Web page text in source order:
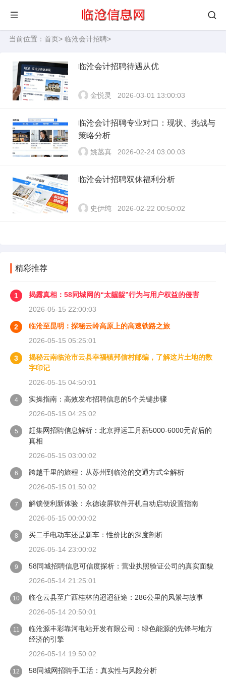
当前位置： 首页> 临沧会计招聘>
临沧会计招聘待遇从优
金悦灵 2026-03-01 13:00:03
临沧会计招聘专业对口：现状、挑战与
策略分析
姚菡真 2026-02-24 03:00:03
临沧会计招聘双休福利分析
史伊纯 2026-02-22 00:50:02
精彩推荐
1
揭露真相：58同城网的“太龌龊”行为与用户权益的侵害
2026-05-15 22:00:03
2
临沧至昆明：探秘云岭高原上的高速铁路之旅
2026-05-15 05:25:01
3
揭秘云南临沧市云县幸福镇邦信村邮编，了解这片土地的数
字印记
2026-05-15 04:50:01
4
实操指南：高效发布招聘信息的5个关键步骤
2026-05-15 04:25:02
5
赶集网招聘信息解析：北京押运工月薪5000-6000元背后的
真相
2026-05-15 03:00:02
6
跨越千里的旅程：从苏州到临沧的交通方式全解析
2026-05-15 01:50:02
7
解锁便利新体验：永德读屏软件开机自动启动设置指南
2026-05-15 00:00:02
8
买二手电动车还是新车：性价比的深度剖析
2026-05-14 23:00:02
9
58同城招聘信息可信度探析：营业执照验证公司的真实面貌
2026-05-14 21:25:01
10
临仓云县至广西桂林的迢迢征途：286公里的风景与故事
2026-05-14 20:50:01
11
临沧源丰彩靠河电站开发有限公司：绿色能源的先锋与地方
经济的引擎
2026-05-14 19:50:02
12 58同城网招聘手工活：真实性与风险分析